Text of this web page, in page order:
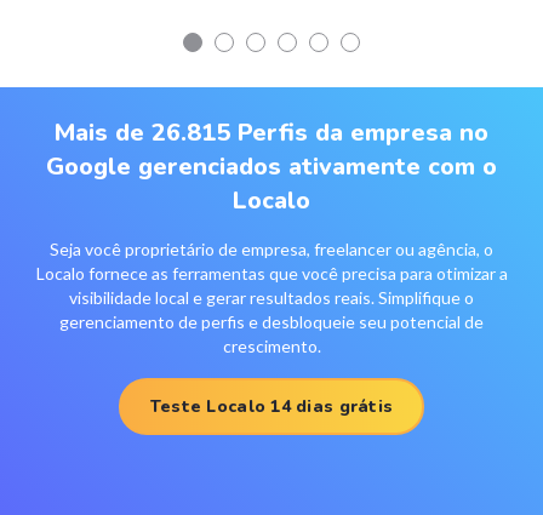
Mais de 26.815 Perfis da empresa no
Google gerenciados ativamente com o
Localo
Seja você proprietário de empresa, freelancer ou agência, o
Localo fornece as ferramentas que você precisa para otimizar a
visibilidade local e gerar resultados reais. Simplifique o
gerenciamento de perfis e desbloqueie seu potencial de
crescimento.
Teste Localo 14 dias grátis